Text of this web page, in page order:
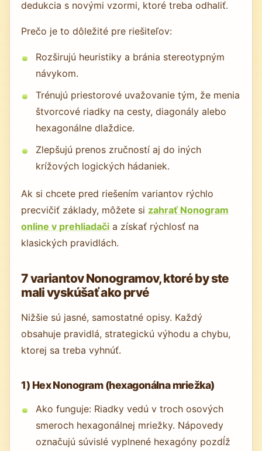
dedukcia s novými vzormi, ktoré treba odhaliť.
Prečo je to dôležité pre riešiteľov:
Rozširujú heuristiky a bránia stereotypným
návykom.
Trénujú priestorové uvažovanie tým, že menia
štvorcové riadky na cesty, diagonály alebo
hexagonálne dlaždice.
Zlepšujú prenos zručností aj do iných
krížových logických hádaniek.
Ak si chcete pred riešením variantov rýchlo
precvičiť základy, môžete si zahrať Nonogram
online v prehliadači a získať rýchlosť na
klasických pravidlách.
7 variantov Nonogramov, ktoré by ste
mali vyskúšať ako prvé
Nižšie sú jasné, samostatné opisy. Každý
obsahuje pravidlá, strategickú výhodu a chybu,
ktorej sa treba vyhnúť.
1) Hex Nonogram (hexagonálna mriežka)
Ako funguje: Riadky vedú v troch osových
smeroch hexagonálnej mriežky. Nápovedy
označujú súvislé vyplnené hexagóny pozdĺž